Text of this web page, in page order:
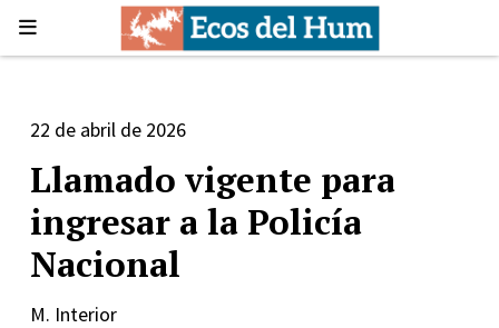
Llamado vigente para
ingresar a la Policía
Nacional
22 de abril de 2026
M. Interior